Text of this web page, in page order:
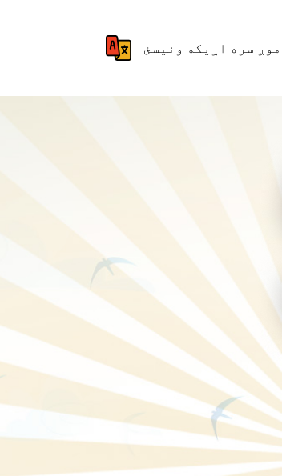
موږ سره اړیکه ونیسئ